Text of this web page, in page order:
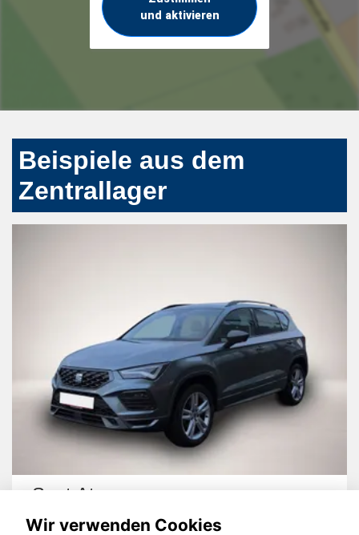
und aktivieren
Beispiele aus dem
Zentrallager
Seat Ateca
Wir verwenden Cookies